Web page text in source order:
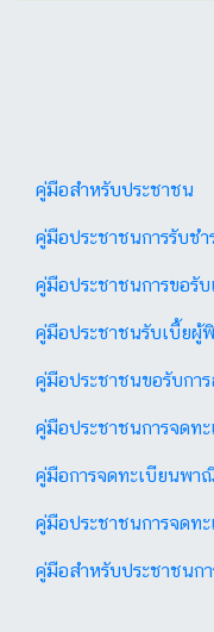
คู่มือสำหรับประชาชน
คู่มือประชาชนการรับชำ
คู่มือประชาชนการขอรั
คู่มือประชาชนรับเบี้ยผู้
คู่มือประชาชนขอรับการ
คู่มือประชาชนการจดท
คู่มือการจดทะเบียนพา
คู่มือประชาชนการจดท
คู่มือสำหรับประชาชนก